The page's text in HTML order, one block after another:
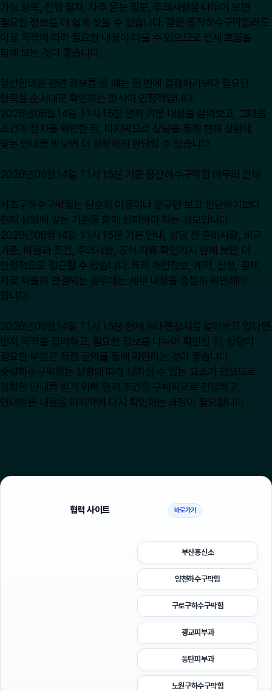
가능 항목, 진행 절차, 자주 묻는 질문, 주의사항을 나누어 보면
필요한 정보를 더 쉽게 찾을 수 있습니다. 같은 동작하수구막힘라도
이용 목적에 따라 필요한 내용이 다를 수 있으므로 전체 흐름을
함께 보는 것이 좋습니다.
일산한의원 관련 정보를 볼 때는 한 번에 결정하기보다 필요한
항목을 순서대로 확인하는 방식이 안정적입니다.
2026년06월14일 11시15분 먼저 기본 내용을 살펴보고, 그다음
조건과 절차를 확인한 뒤, 마지막으로 상담을 통해 현재 상황에
맞는 안내를 받으면 더 정확하게 판단할 수 있습니다.
2026년06월14일 11시15분 기준 용산하수구막힘 마무리 안내
서초구하수구막힘는 단순히 이름이나 문구만 보고 판단하기보다
현재 상황에 맞는 기준을 함께 살펴봐야 하는 정보입니다.
2026년06월14일 11시15분 기본 안내, 상담 전 준비사항, 비교
기준, 비용과 조건, 주의사항, 공식 자료 확인까지 함께 보면 더
안정적으로 접근할 수 있습니다. 특히 개인정보, 계약, 신청, 결제,
자료 제출이 연결되는 경우에는 세부 내용을 충분히 확인해야
합니다.
2026년06월14일 11시15분 현재 휴대폰성지를 알아보고 있다면
먼저 목적을 정리하고, 필요한 정보를 나누어 확인한 뒤, 상담이
필요한 부분은 직접 문의를 통해 확인하는 것이 좋습니다.
중랑하수구막힘는 상황에 따라 달라질 수 있는 요소가 있으므로
정확한 안내를 받기 위해 현재 조건을 구체적으로 전달하고,
안내받은 내용을 마지막에 다시 확인하는 과정이 필요합니다.
협력 사이트 바로가기
부산흥신소
양천하수구막힘
구로구하수구막힘
광교피부과
동탄피부과
노원구하수구막힘